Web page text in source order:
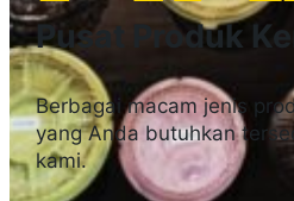
Pusat Produk
Berbagai macam jenis
yang Anda butuhkan
kami.